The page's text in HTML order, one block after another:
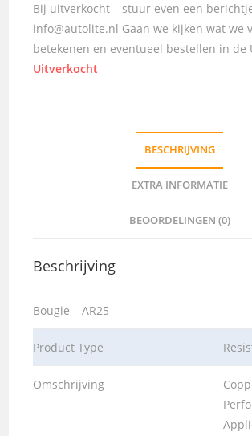
Bij uitverkocht – stuur even een
info@autolite.nl Gaan we kijken wat we
betekenen en eventueel bestellen in de
Uitverkocht
BESCHRIJVING
EXTRA INFORMATIE
BEOORDELINGEN (0)
Beschrijving
Bougie – AR25
Product Type
Omschrijving